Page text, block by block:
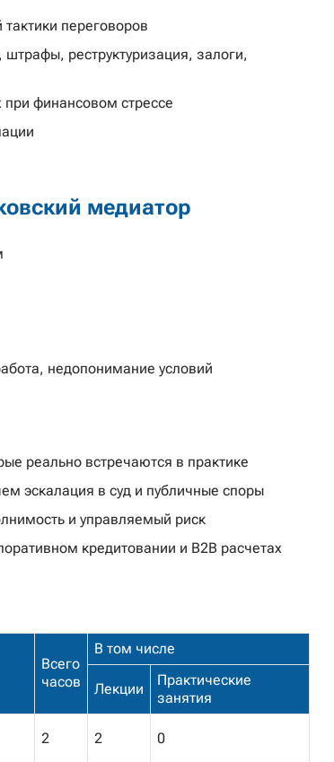
переговоров
реструктуризация, залоги,
финансовом стрессе
медиатор
недопонимание условий
реально встречаются в практике
эскалация в суд и публичные споры
и управляемый риск
кредитовании и B2B расчетах
Всего
часов
В том числе
Лекции
Практические
занятия
2 2 0